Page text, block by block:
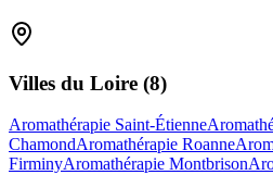
Villes du Loire (8)
Aromathérapie Saint-Étienne
ChamondAromathérapie Roanne
FirminyAromathérapie Montbrison